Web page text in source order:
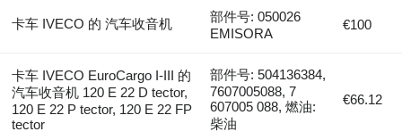
卡车 IVECO 的 汽车收音机
部件号: 050026
EMISORA
€100
卡车 IVECO EuroCargo I-III 的
汽车收音机 120 E 22 D tector,
120 E 22 P tector, 120 E 22 FP
tector
部件号: 504136384,
7607005088, 7
607005 088, 燃油:
柴油
€66.12